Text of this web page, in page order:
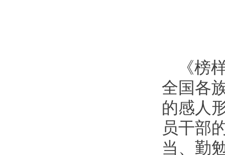
《榜
全国各
的感人
员干部
当、勤